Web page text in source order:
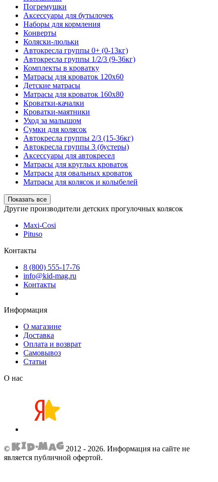
Погремушки
Аксессуары для бутылочек
Наборы для кормления
Конверты
Коляски-люльки
Автокресла группы 0+ (0-13кг)
Автокресла группы 1/2/3 (9-36кг)
Комплекты в кроватку
Матрасы для кроваток 120х60
Детские матрасы
Матрасы для кроваток 160х80
Кроватки-качалки
Кроватки-маятники
Уход за малышом
Сумки для колясок
Автокресла группы 2/3 (15-36кг)
Автокресла группы 3 (бустеры)
Аксессуары для автокресел
Матрасы для круглых кроваток
Матрасы для овальных кроваток
Матрасы для колясок и колыбелей
Показать все
Другие производители детских прогулочных колясок
Maxi-Cosi
Pituso
Контакты
8 (800) 555-17-76
info@kid-mag.ru
Контакты
Информация
О магазине
Доставка
Оплата и возврат
Самовывоз
Статьи
О нас
© 2012 - 2026. Информация на сайте не
является публичной офертой.